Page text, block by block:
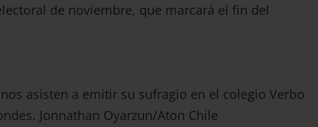
de noviembre, que marcará el fin del
asisten a emitir su sufragio en el colegio Verbo
Jonnathan Oyarzun/Aton Chile